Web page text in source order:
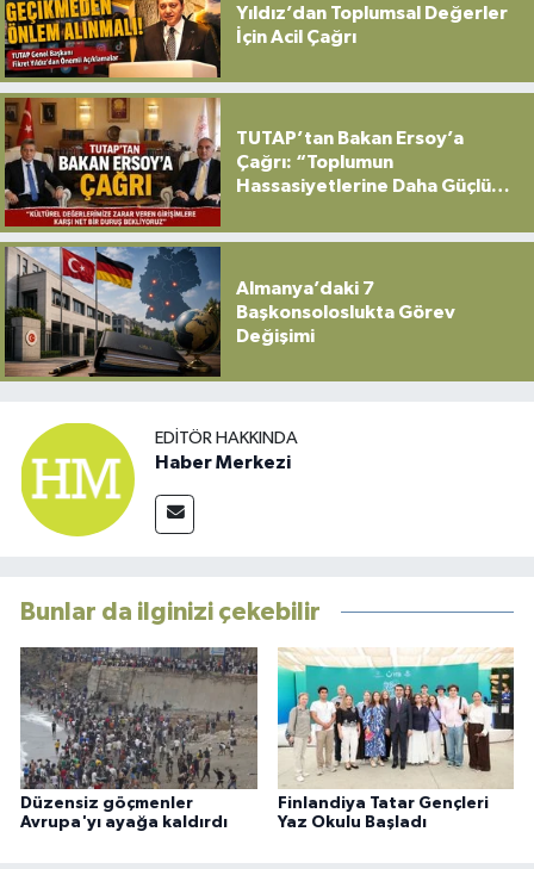
Yıldız’dan Toplumsal Değerler
İçin Acil Çağrı
TUTAP’tan Bakan Ersoy’a
Çağrı: “Toplumun
Hassasiyetlerine Daha Güçlü
Almanya’daki 7
Başkonsoloslukta Görev
Değişimi
EDITÖR HAKKINDA
Haber Merkezi
Bunlar da ilginizi çekebilir
Düzensiz göçmenler
Avrupa'yı ayağa kaldırdı
Finlandiya Tatar Gençleri
Yaz Okulu Başladı